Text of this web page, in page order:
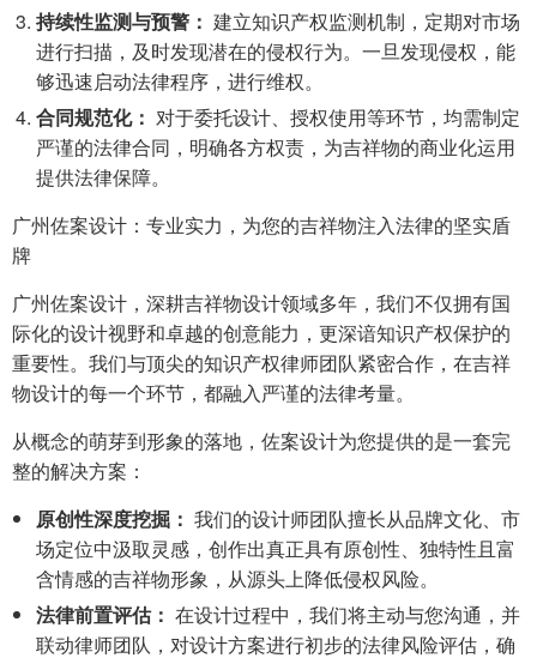
持续性监测与预警： 建立知识产权监测机制，定期对市场
进行扫描，及时发现潜在的侵权行为。一旦发现侵权，能
够迅速启动法律程序，进行维权。
合同规范化： 对于委托设计、授权使用等环节，均需制定
严谨的法律合同，明确各方权责，为吉祥物的商业化运用
提供法律保障。
广州佐案设计：专业实力，为您的吉祥物注入法律的坚实盾
牌
广州佐案设计，深耕吉祥物设计领域多年，我们不仅拥有国
际化的设计视野和卓越的创意能力，更深谙知识产权保护的
重要性。我们与顶尖的知识产权律师团队紧密合作，在吉祥
物设计的每一个环节，都融入严谨的法律考量。
从概念的萌芽到形象的落地，佐案设计为您提供的是一套完
整的解决方案：
原创性深度挖掘： 我们的设计师团队擅长从品牌文化、市
场定位中汲取灵感，创作出真正具有原创性、独特性且富
含情感的吉祥物形象，从源头上降低侵权风险。
法律前置评估： 在设计过程中，我们将主动与您沟通，并
联动律师团队，对设计方案进行初步的法律风险评估，确